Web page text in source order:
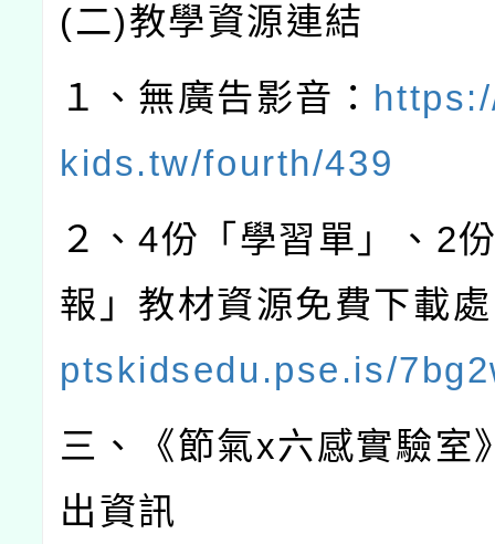
(二)教學資源連結
１、無廣告影音：
kids.tw/fourth/439
２、4份「學習單」、 2
報」教材資源免費下載
ptskidsedu.pse.is/
三、《節氣x六感實驗室
出資訊